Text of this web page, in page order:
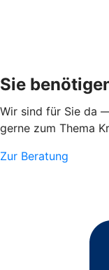
Sie
Wir sind für Sie da
gerne zum Thema
Zur Beratung